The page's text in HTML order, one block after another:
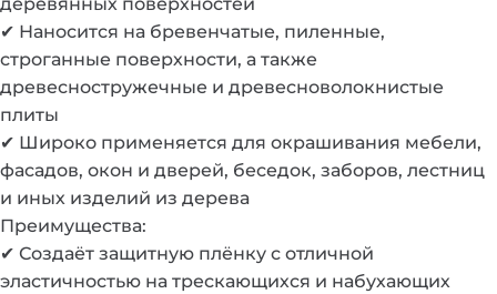
✔ Наносится на бревенчатые, пиленные,
строганные поверхности, а также
древесностружечные и древесноволокнистые
плиты
✔ Широко применяется для окрашивания мебели,
фасадов, окон и дверей, беседок, заборов, лестниц
и иных изделий из дерева
Преимущества:
✔ Создаёт защитную плёнку с отличной
эластичностью на трескающихся и набухающих